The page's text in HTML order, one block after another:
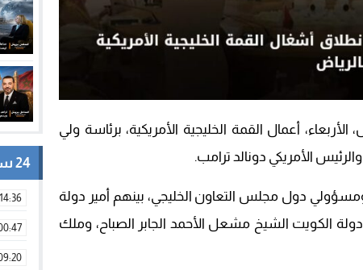
أعمال القمة الخليجية الأمريكية، برئاسة ولي
الأمريكي دونالد ترامب.
دول مجلس التعاون الخليجي، بينهم أمير دولة
الكويت الشيخ مشعل الأحمد الجابر الصباح، وملك
24 ساعة
14:36